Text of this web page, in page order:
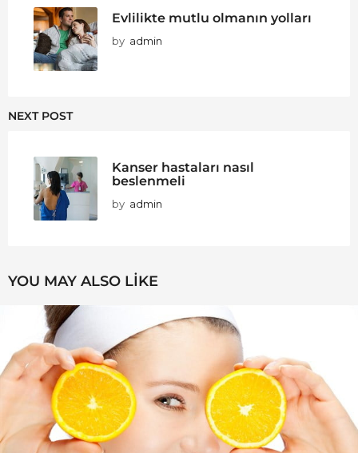
Evlilikte mutlu olmanın yolları
by admin
NEXT POST
Kanser hastaları nasıl
beslenmeli
by admin
YOU MAY ALSO LIKE